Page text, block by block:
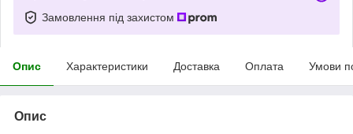
Замовлення під захистом
Опис Характеристики Доставка Оплата Умови
Опис